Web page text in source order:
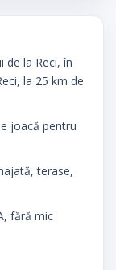
de la Reci, în
la 25 km de
joacă pentru
terase,
fără mic